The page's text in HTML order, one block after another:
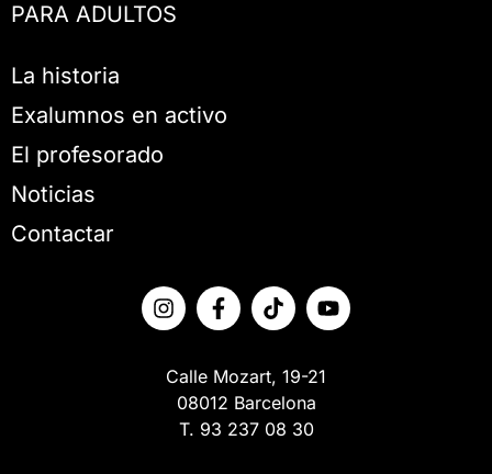
PARA ADULTOS
La historia
Exalumnos en activo
El profesorado
Noticias
Contactar
Calle Mozart, 19-21
08012 Barcelona
T. 93 237 08 30